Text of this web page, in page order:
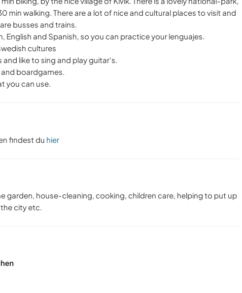
min walking. There are a lot of nice and cultural places to visit and
busses and trains.
English and Spanish, so you can practice your lenguajes.
cultures
and like to sing and play guitar's.
boardgames.
you can use.
findest du hier
garden, house-cleaning, cooking, children care, helping to put up
city etc.